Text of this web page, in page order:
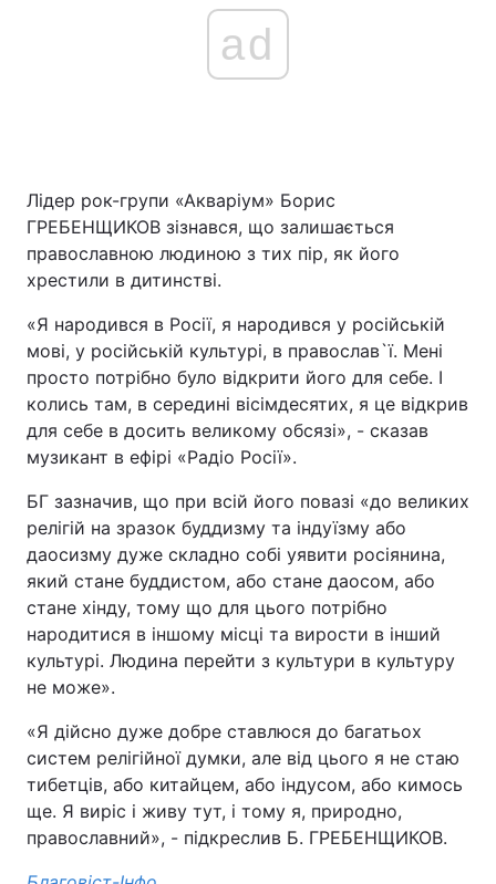
ad
Лідер рок-групи «Акваріум» Борис
ГРЕБЕНЩИКОВ зізнався, що залишається
православною людиною з тих пір, як його
хрестили в дитинстві.
«Я народився в Росії, я народився у російській
мові, у російській культурі, в православ`ї. Мені
просто потрібно було відкрити його для себе. І
колись там, в середині вісімдесятих, я це відкрив
для себе в досить великому обсязі», - сказав
музикант в ефірі «Радіо Росії».
БГ зазначив, що при всій його повазі «до великих
релігій на зразок буддизму та індуїзму або
даосизму дуже складно собі уявити росіянина,
який стане буддистом, або стане даосом, або
стане хінду, тому що для цього потрібно
народитися в іншому місці та вирости в інший
культурі. Людина перейти з культури в культуру
не може».
«Я дійсно дуже добре ставлюся до багатьох
систем релігійної думки, але від цього я не стаю
тибетців, або китайцем, або індусом, або кимось
ще. Я виріс і живу тут, і тому я, природно,
православний», - підкреслив Б. ГРЕБЕНЩИКОВ.